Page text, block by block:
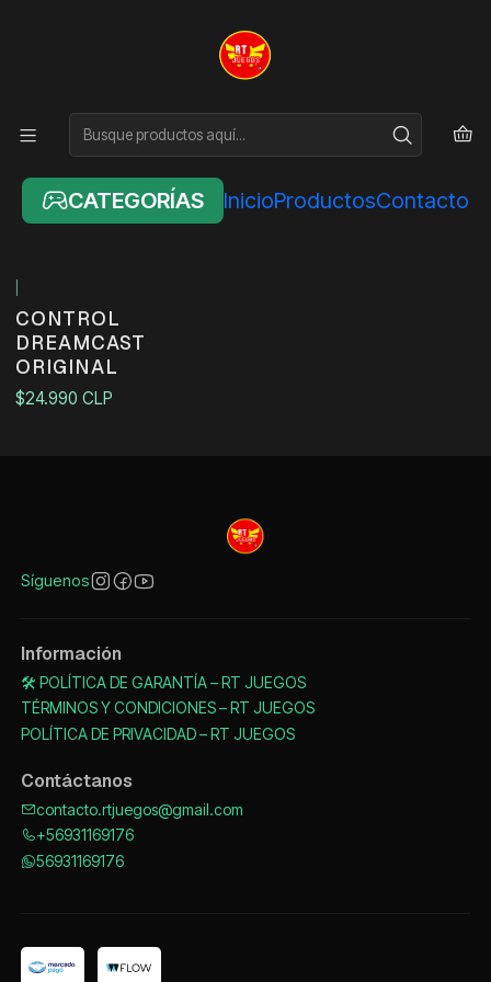
CATEGORÍAS InicioProductosContacto
CONTROL
DREAMCAST
ORIGINAL
$24.990 CLP
Síguenos
Información
🛠️ POLÍTICA DE GARANTÍA – RT JUEGOS
TÉRMINOS Y CONDICIONES – RT JUEGOS
POLÍTICA DE PRIVACIDAD – RT JUEGOS
Contáctanos
contacto.rtjuegos@gmail.com
+56931169176
56931169176